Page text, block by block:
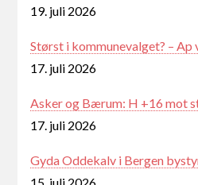
19. juli 2026
Størst i kommunevalget? – Ap
17. juli 2026
Asker og Bærum: H +16 mot
17. juli 2026
Gyda Oddekalv i Bergen